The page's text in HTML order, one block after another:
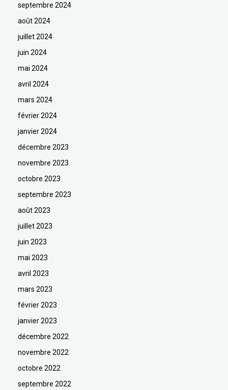
septembre 2024
août 2024
juillet 2024
juin 2024
mai 2024
avril 2024
mars 2024
février 2024
janvier 2024
décembre 2023
novembre 2023
octobre 2023
septembre 2023
août 2023
juillet 2023
juin 2023
mai 2023
avril 2023
mars 2023
février 2023
janvier 2023
décembre 2022
novembre 2022
octobre 2022
septembre 2022